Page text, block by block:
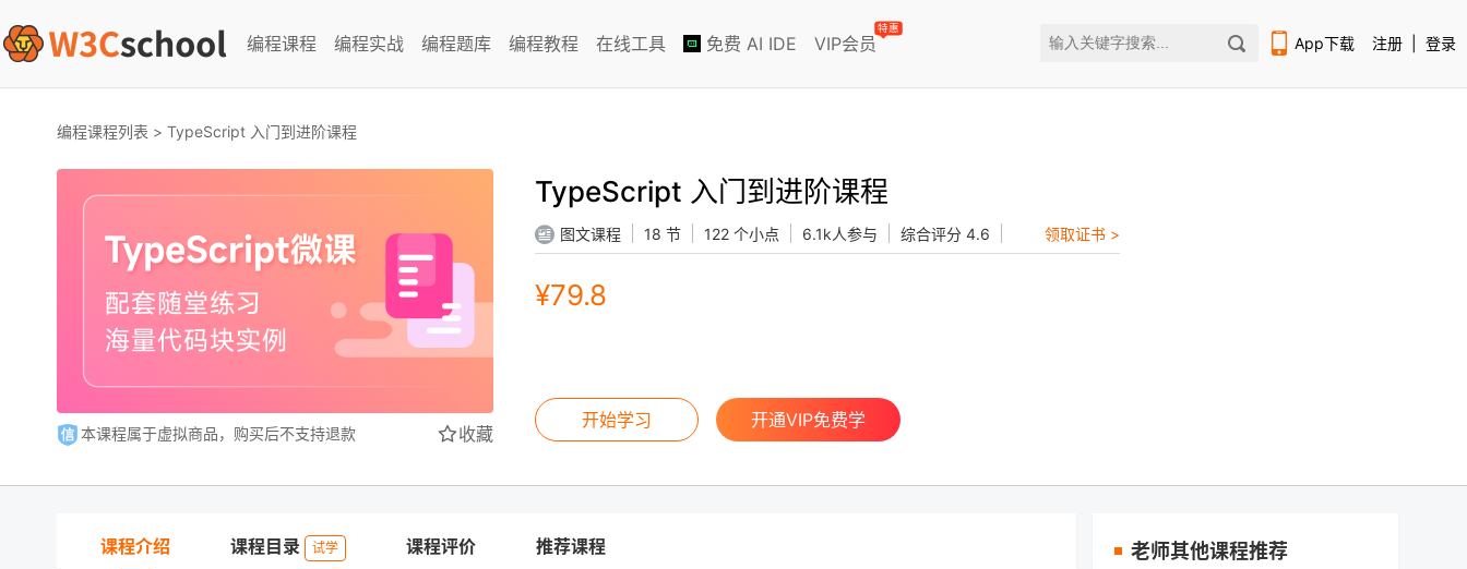
编程课程 编程实战 编程题库 编程教程 在线工具 免费 AI IDE VIP会员
特惠
App下载 注册 登录
编程课程列表 > TypeScript 入门到进阶课程
本课程属于虚拟商品，购买后不支持退款 收藏
TypeScript 入门到进阶课程
图文课程 18 节 122 个小点 6.1k人参与 综合评分 4.6 领取证书 >
¥79.8
开始学习 开通VIP免费学
课程介绍 课程目录 试学 课程评价 推荐课程 老师其他课程推荐